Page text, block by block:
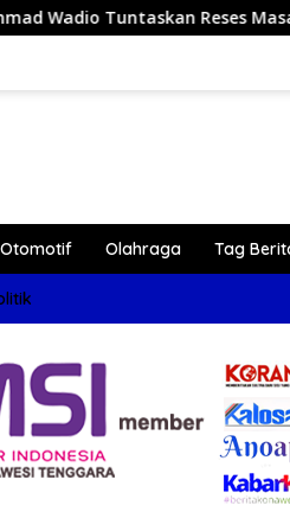
Sidang III Tahun 2026 di
Otomotif Olahraga Tag